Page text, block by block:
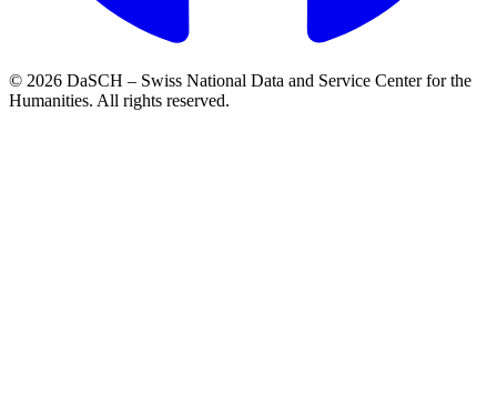
© 2026 DaSCH – Swiss National Data and Service Center for the
Humanities. All rights reserved.